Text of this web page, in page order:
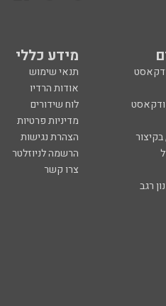
מידע כללי
תנאי שימוש
אודות הרדיו
לוח שידורים
מדיניות פרטיות
הצהרת נגישות
הרשמה לניוזלטר
צרו קשר
רגב